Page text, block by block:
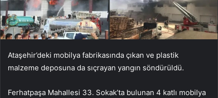
Ataşehir’deki mobilya fabrikasında çıkan ve plastik
malzeme deposuna da sıçrayan yangın söndürüldü.
Ferhatpaşa Mahallesi 33. Sokak’ta bulunan 4 katlı mobilya